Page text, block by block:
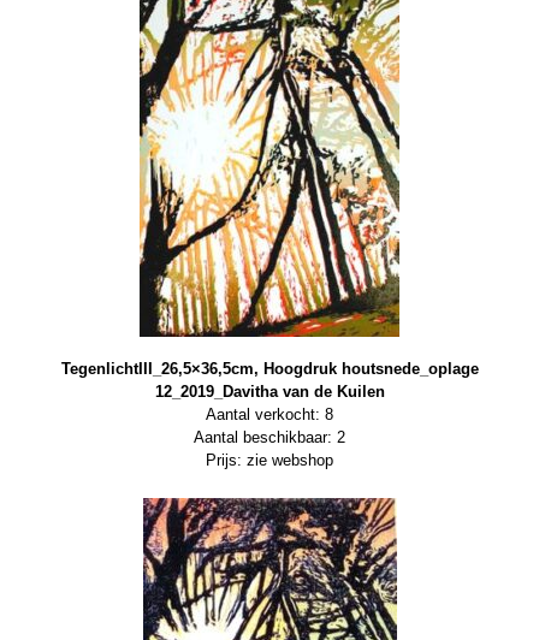
TegenlichtIII_26,5×36,5cm, Hoogdruk houtsnede_oplage
12_2019_Davitha van de Kuilen
Aantal verkocht: 8
Aantal beschikbaar: 2
Prijs: zie webshop